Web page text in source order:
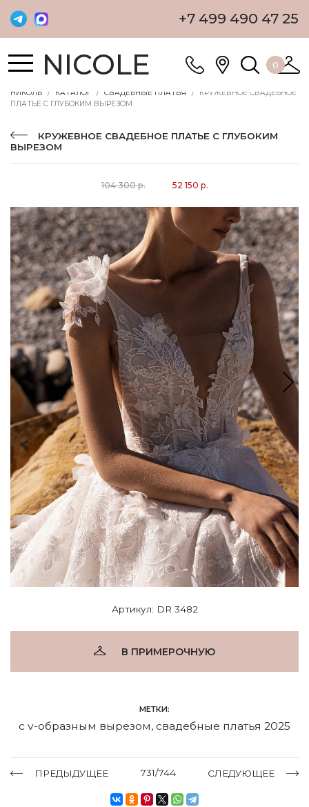
+7 499 490 47 25
NICOLE 0
НИКОЛЬ КАТАЛОГ СВАДЕБНЫЕ ПЛАТЬЯ
КРУЖЕВНОЕ СВАДЕБНОЕ
ПЛАТЬЕ С ГЛУБОКИМ ВЫРЕЗОМ
КРУЖЕВНОЕ СВАДЕБНОЕ ПЛАТЬЕ С ГЛУБОКИМ
ВЫРЕЗОМ
104 300 р. 52 150 р.
Артикул: DR 3482
В ПРИМЕРОЧНУЮ
МЕТКИ:
с v-образным вырезом, свадебные платья 2025
ПРЕДЫДУЩЕЕ 731/744 СЛЕДУЮЩЕЕ